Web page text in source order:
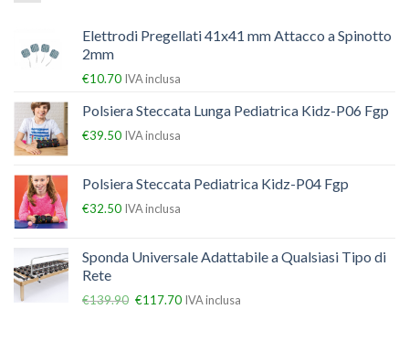
Elettrodi Pregellati 41x41 mm Attacco a Spinotto
2mm
€10.70 IVA inclusa
Polsiera Steccata Lunga Pediatrica Kidz-P06 Fgp
€39.50 IVA inclusa
Polsiera Steccata Pediatrica Kidz-P04 Fgp
€32.50 IVA inclusa
Sponda Universale Adattabile a Qualsiasi Tipo di
Rete
€139.90 €117.70 IVA inclusa